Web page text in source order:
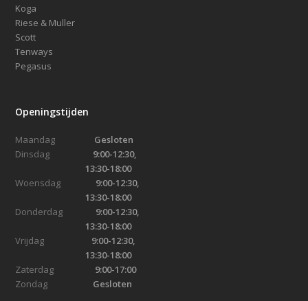
Koga
Riese & Muller
Scott
Tenways
Pegasus
Openingstijden
Maandag Gesloten
Dinsdag 9:00-12:30,
13:30-18:00
Woensdag
9:00-12:30,
13:30-18:00
Donderdag 9:00-12:30,
13:30-18:00
Vrijdag 9:00-12:30,
13:30-18:00
Zaterdag 9:00-17:00
Zondag Gesloten